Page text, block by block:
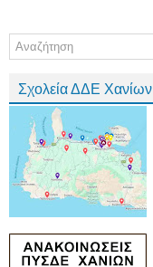
Σχολεία ΔΔΕ Χανίων